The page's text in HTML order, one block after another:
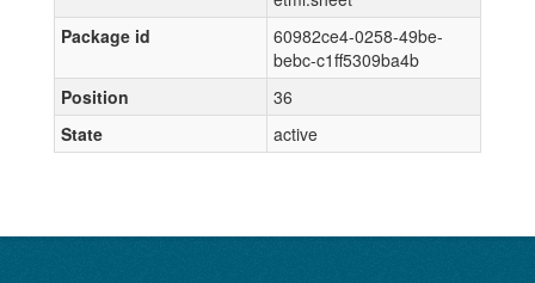
Package id
60982ce4-0258-49be-
bebc-c1ff5309ba4b
Position
36
State
active